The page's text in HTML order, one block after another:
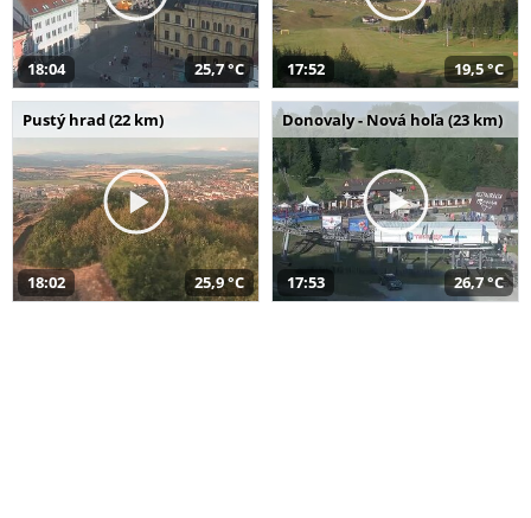
18:04 25,7 °C 17:52 19,5 °C
Pustý hrad (22 km)
18:02 25,9 °C
Donovaly - Nová hoľa (23 km)
17:53 26,7 °C